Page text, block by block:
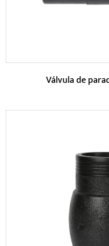
A válvula tem
operar de forma
Válvula de